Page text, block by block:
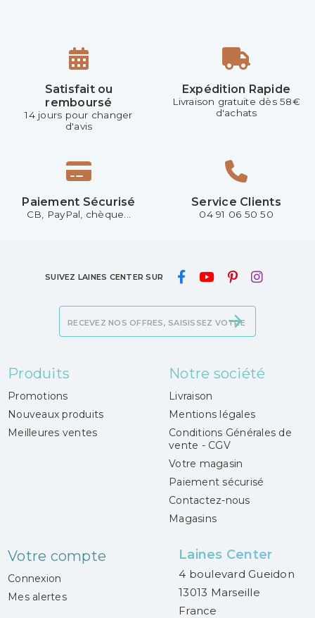
Satisfait ou
remboursé
14 jours pour changer
d'avis
Expédition Rapide
Livraison gratuite dès 58€
d'achats
Paiement Sécurisé
CB, PayPal, chèque...
Service Clients
04 91 06 50 50
SUIVEZ LAINES CENTER SUR
Produits
Promotions
Nouveaux produits
Meilleures ventes
Notre société
Livraison
Mentions légales
Conditions Générales de
vente - CGV
Votre magasin
Paiement sécurisé
Contactez-nous
Magasins
Votre compte
Connexion
Mes alertes
Laines Center
4 boulevard Gueidon
13013 Marseille
France